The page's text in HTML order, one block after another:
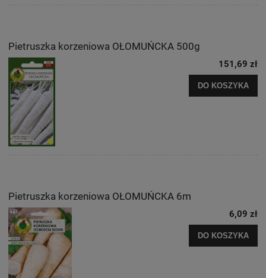
Pietruszka korzeniowa OŁOMUŃCKA 500g
151,69 zł
DO KOSZYKA
Pietruszka korzeniowa OŁOMUŃCKA 6m
6,09 zł
DO KOSZYKA